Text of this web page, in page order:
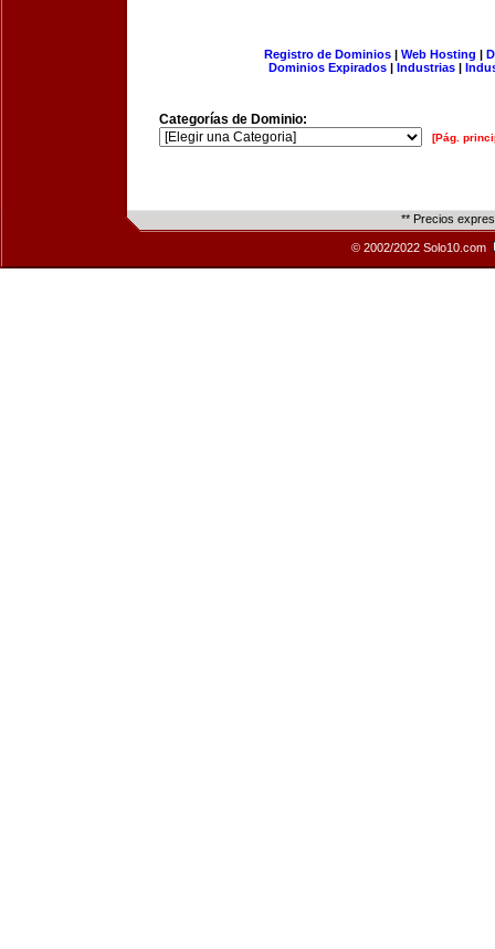
Registro de Dominios| Web Hosting |
Dominios Expirados | Industrias |
Categorías de Dominio:
[Pág.
** Precios
© 2002/2022 Solo10.com